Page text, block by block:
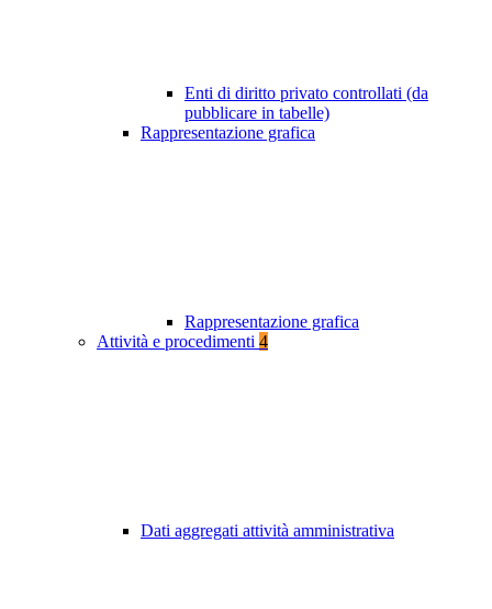
Enti di diritto privato controllati (da
pubblicare in tabelle)
Rappresentazione grafica
Rappresentazione grafica
Attività e procedimenti 4
Dati aggregati attività amministrativa